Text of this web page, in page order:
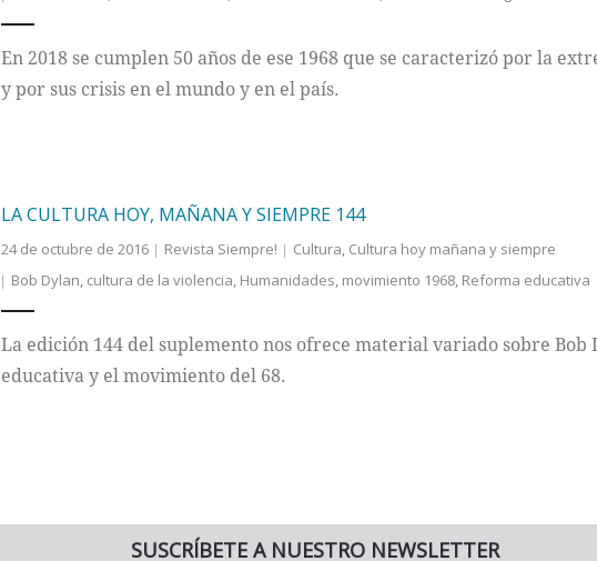
En 2018 se cumplen 50 años de ese 1968 que se caracterizó por la
y por sus crisis en el mundo y en el país.
LA CULTURA HOY, MAÑANA Y SIEMPRE 144
24 de octubre de 2016 Revista Siempre! Cultura, Cultura hoy mañana y siempre
Bob Dylan, cultura de la violencia, Humanidades, movimiento 1968, Reforma educativa
La edición 144 del suplemento nos ofrece material variado sobre
educativa y el movimiento del 68.
SUSCRÍBETE A NUESTRO NEWSLETTER